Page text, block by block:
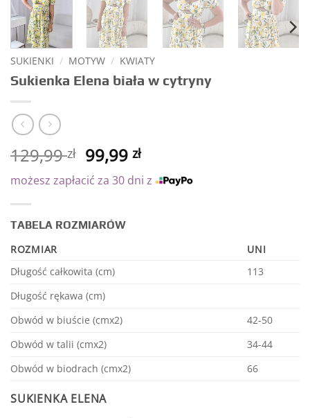
SUKIENKI / MOTYW / KWIATY
Sukienka Elena biała w cytryny
129,99zł 99,99zł
możesz zapłacić za 30 dni z
TABELA ROZMIARÓW
ROZMIAR
UNI
Długość całkowita (cm)
113
Długość rękawa (cm)
Obwód w biuście (cmx2)
42-50
Obwód w talii (cmx2)
34-44
Obwód w biodrach (cmx2)
66
SUKIENKA ELENA